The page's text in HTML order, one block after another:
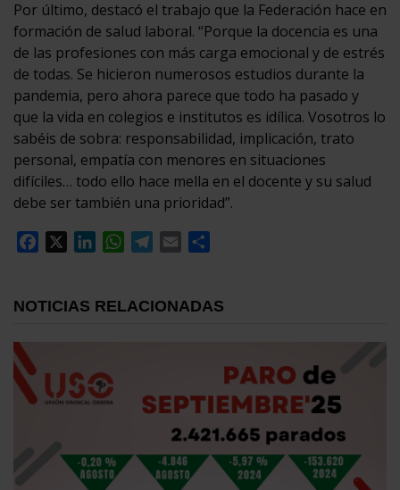
Por último, destacó el trabajo que la Federación hace en
formación de salud laboral. “Porque la docencia es una
de las profesiones con más carga emocional y de estrés
de todas. Se hicieron numerosos estudios durante la
pandemia, pero ahora parece que todo ha pasado y
que la vida en colegios e institutos es idílica. Vosotros lo
sabéis de sobra: responsabilidad, implicación, trato
personal, empatía con menores en situaciones
difíciles… todo ello hace mella en el docente y su salud
debe ser también una prioridad”.
Facebook
LinkedInWhatsApp
Telegram
Email
NOTICIAS RELACIONADAS